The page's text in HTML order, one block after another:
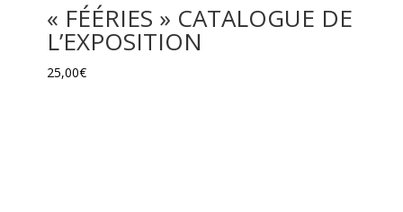
« FÉÉRIES » CATALOGUE DE
L’EXPOSITION
25,00€